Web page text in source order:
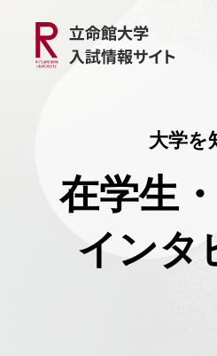
大学を
在学生
インタ